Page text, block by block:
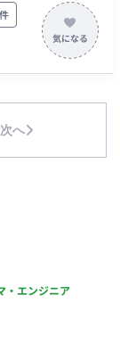
次へ
・エンジニア